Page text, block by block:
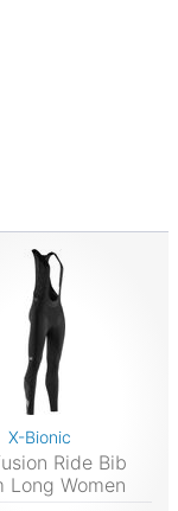
X-Bionic
Ride Bib
Long Women